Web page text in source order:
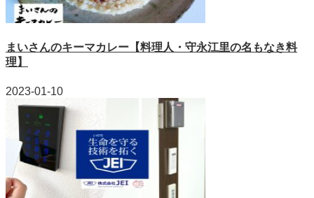
まいさんのキーマカレー【料理人・守永江里の名もなき料
理】
2023-01-10